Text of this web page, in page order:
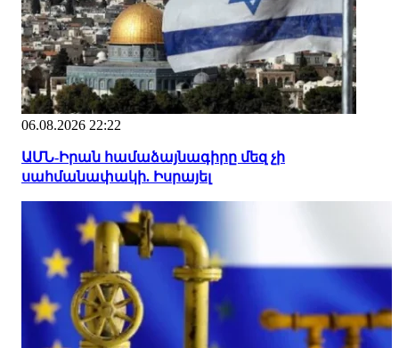
06.08.2026 22:22
ԱՄՆ-Իրան համաձայնագիրը մեզ չի
սահմանափակի. Իսրայել